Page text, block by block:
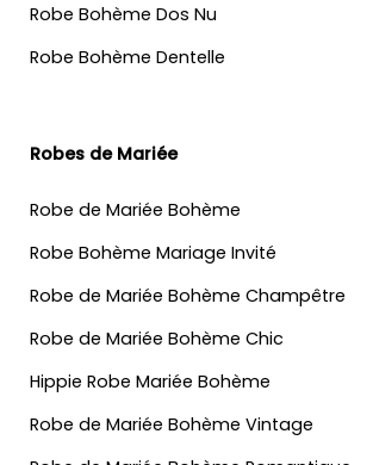
Robe Bohème Dos Nu
Robe Bohème Dentelle
Robes de Mariée
Robe de Mariée Bohème
Robe Bohème Mariage Invité
Robe de Mariée Bohème Champêtre
Robe de Mariée Bohème Chic
Hippie Robe Mariée Bohème
Robe de Mariée Bohème Vintage